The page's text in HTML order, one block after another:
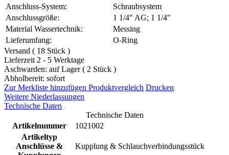
Anschluss-System:
Schraubsystem
Anschlussgröße:
1 1/4" AG; 1 1/4"
Material Wassertechnik:
Messing
Lieferumfang:
O-Ring
Versand ( 18 Stück )
Lieferzeit 2 - 5 Werktage
Aschwarden: auf Lager ( 2 Stück )
Abholbereit: sofort
Zur Merkliste hinzufügen Produktvergleich Drucken
Weitere Niederlassungen
Technische Daten
Technische Daten
Artikelnummer
1021002
Artikeltyp
Anschlüsse &
Kupplung & Schlauchverbindungsstück